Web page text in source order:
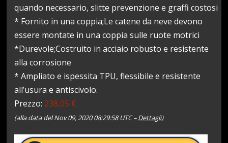
quando necessario, slitte prevenzione e graffi costosi
* Fornito in una coppia;Le catene da neve devono
essere montate in una coppia sulle ruote motrici
*Durevole;Costruito in acciaio robusto e resistente
alla corrosione
* Ampliato e ispessita TPU, flessibile e resistente
all’usura e antiscivolo.
Prezzo: 238,05 €
(alla data del Nov 09, 2020 08:29:58 UTC –Dettagli)